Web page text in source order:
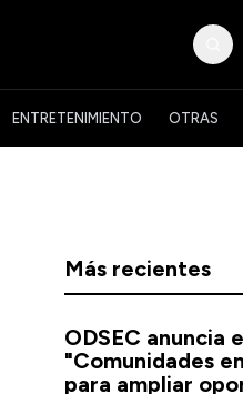
ENTRETENIMIENTO OTRAS
Más recientes
ODSEC anuncia
"Comunidades
para ampliar